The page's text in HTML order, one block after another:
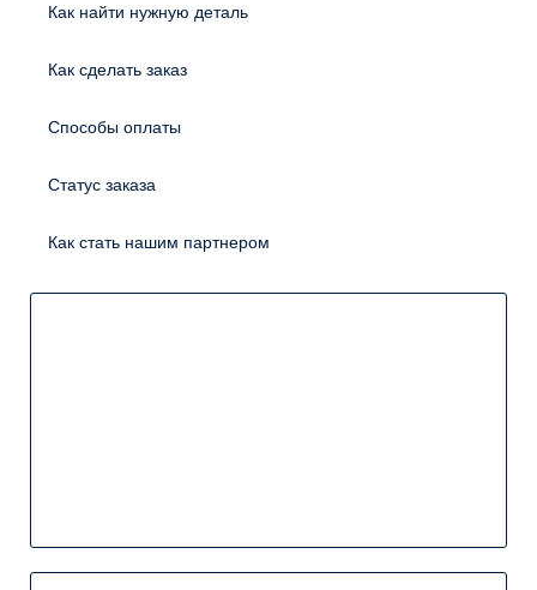
Как найти нужную деталь
Как сделать заказ
Способы оплаты
Статус заказа
Как стать нашим партнером